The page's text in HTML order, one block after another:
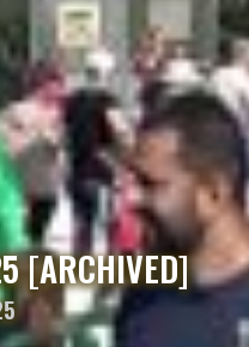
[ARCHIVED]